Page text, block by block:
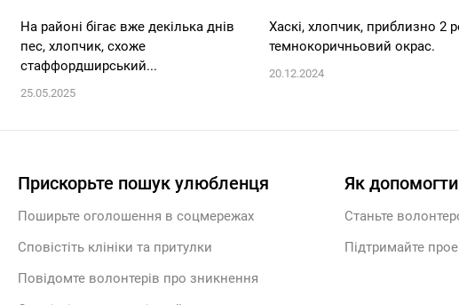
На районі бігає вже декілька днів
пес, хлопчик, схоже
стаффордширський...
25.05.2025
Хаскі, хлопчик, приблизно 2
темнокоричньовий окрас.
20.12.2024
Прискорьте пошук улюбленця
Поширьте оголошення в соцмережах
Сповістіть клініки та притулки
Повідомте волонтерів про зникнення
Як допомогти
Станьте
Підтримайте